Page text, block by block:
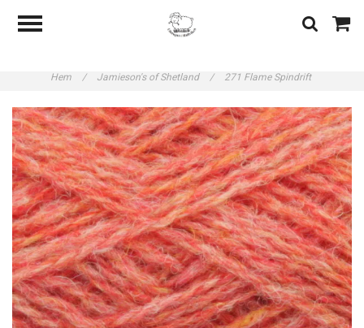
Hem / Jamieson's of Shetland / 271 Flame Spindrift